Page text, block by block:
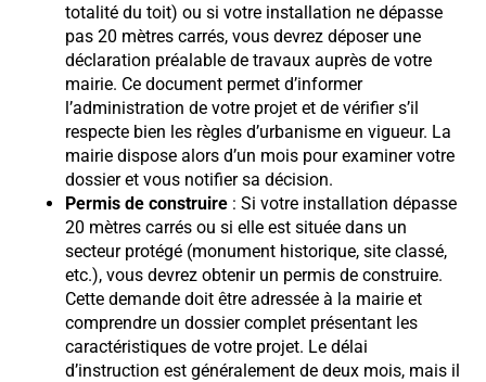
totalité du toit) ou si votre installation ne dépasse
pas 20 mètres carrés, vous devrez déposer une
déclaration préalable de travaux auprès de votre
mairie. Ce document permet d’informer
l’administration de votre projet et de vérifier s’il
respecte bien les règles d’urbanisme en vigueur. La
mairie dispose alors d’un mois pour examiner votre
dossier et vous notifier sa décision.
Permis de construire : Si votre installation dépasse
20 mètres carrés ou si elle est située dans un
secteur protégé (monument historique, site classé,
etc.), vous devrez obtenir un permis de construire.
Cette demande doit être adressée à la mairie et
comprendre un dossier complet présentant les
caractéristiques de votre projet. Le délai
d’instruction est généralement de deux mois, mais il